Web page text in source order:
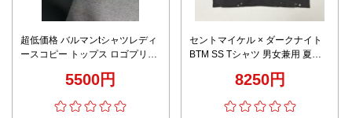
超低価格 バルマンtシャツレディ
ースコピー トップス ロゴプリン
5500円
セントマイケル × ダークナイト
BTM SS Tシャツ 男女兼用 夏服
地 精密ディテール
8250円